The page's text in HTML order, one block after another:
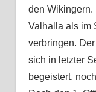
den
Valhalla als im
verbringen.
sich in letzter
begeistert,